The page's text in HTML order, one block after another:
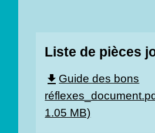
Liste de pièces
file_downloadGuide des bons
1.05 MB)